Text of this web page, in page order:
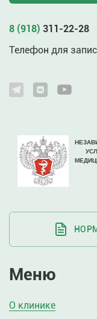
8 (918) 311-22-28
Телефон для
Меню
О клинике